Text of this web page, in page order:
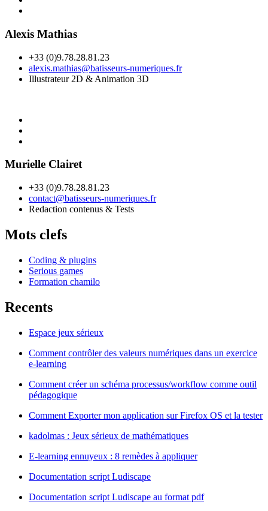
Alexis Mathias
+33 (0)9.78.28.81.23
alexis.mathias@batisseurs-numeriques.fr
Illustrateur 2D & Animation 3D
Murielle Clairet
+33 (0)9.78.28.81.23
contact@batisseurs-numeriques.fr
Redaction contenus & Tests
Mots clefs
Coding & plugins
Serious games
Formation chamilo
Recents
Espace jeux sérieux
Comment contrôler des valeurs numériques dans un exercice
e-learning
Comment créer un schéma processus/workflow comme outil
pédagogique
Comment Exporter mon application sur Firefox OS et la tester
kadolmas : Jeux sérieux de mathématiques
E-learning ennuyeux : 8 remèdes à appliquer
Documentation script Ludiscape
Documentation script Ludiscape au format pdf